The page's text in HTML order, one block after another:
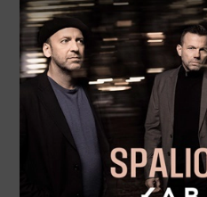
Šeš
16
Sek
17
Pir
18